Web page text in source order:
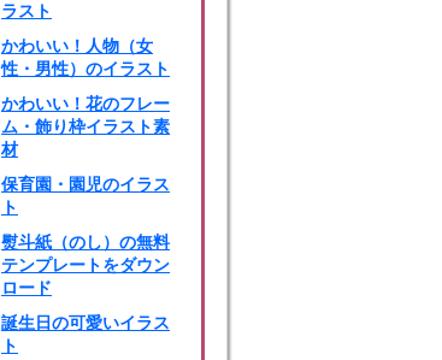
ラスト
かわいい！人物（女
性・男性）のイラスト
かわいい！花のフレー
ム・飾り枠イラスト素
材
保育園・園児のイラス
ト
熨斗紙（のし）の無料
テンプレートをダウン
ロード
誕生日の可愛いイラス
ト